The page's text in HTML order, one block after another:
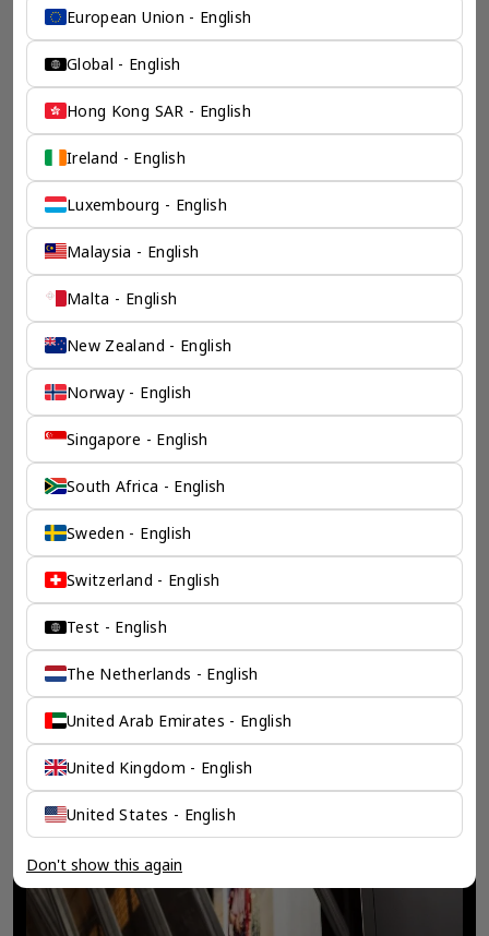
European Union - English
Global - English
Hong Kong SAR - English
Ireland - English
Luxembourg - English
Malaysia - English
Malta - English
New Zealand - English
Norway - English
Singapore - English
South Africa - English
Sweden - English
Switzerland - English
Test - English
The Netherlands - English
United Arab Emirates - English
United Kingdom - English
United States - English
Don't show this again